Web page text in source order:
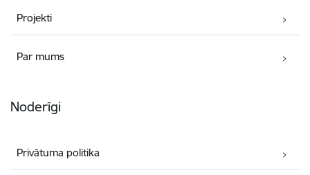
Projekti
Par mums
Noderīgi
Privātuma politika